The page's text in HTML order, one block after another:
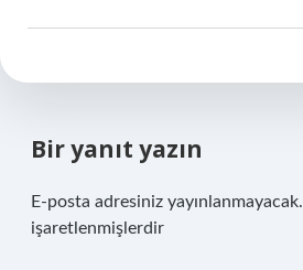
Bir yanıt yazın
E-posta adresiniz yayınlanmayacak.
işaretlenmişlerdir